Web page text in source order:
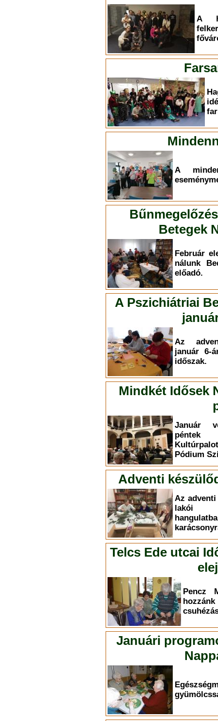
A
A
Betegek
Február
nálunk
előadó.
A Pszichiátriai
Az
január 6-
időszak.
Mindkét Idősek
Január
Pódium
Adventi
Az
lakói
Telcs Ede utcai
Pencz
Januári